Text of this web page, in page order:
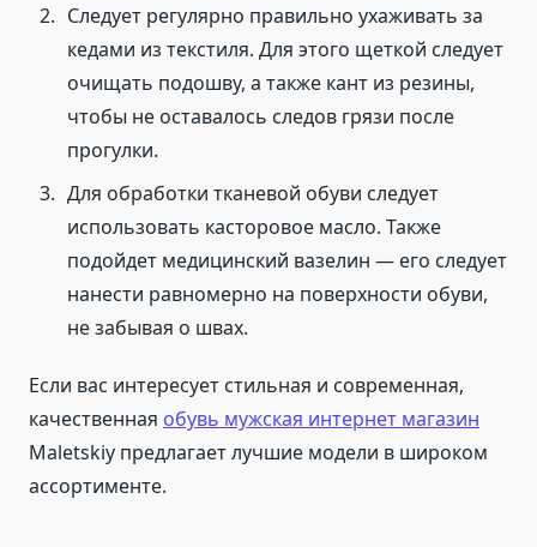
Следует регулярно правильно ухаживать за
кедами из текстиля. Для этого щеткой следует
очищать подошву, а также кант из резины,
чтобы не оставалось следов грязи после
прогулки.
Для обработки тканевой обуви следует
использовать касторовое масло. Также
подойдет медицинский вазелин — его следует
нанести равномерно на поверхности обуви,
не забывая о швах.
Если вас интересует стильная и современная,
качественная обувь мужская интернет магазин
Maletskiy предлагает лучшие модели в широком
ассортименте.